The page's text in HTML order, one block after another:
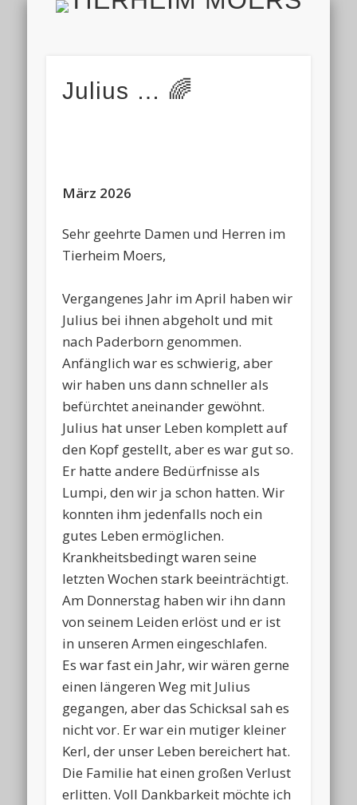
HOME
AKTUELL
ALLE TIERE
HELFEN
TIERHEIM & VEREIN
VIELEN DANK!
IMPRESSUM & DATENSCHUTZ
FINDEFIX
Julius … 🌈
März 2026
Sehr geehrte Damen und Herren im
Tierheim Moers,
Vergangenes Jahr im April haben wir
Julius bei ihnen abgeholt und mit
nach Paderborn genommen.
Anfänglich war es schwierig, aber
wir haben uns dann schneller als
befürchtet aneinander gewöhnt.
Julius hat unser Leben komplett auf
den Kopf gestellt, aber es war gut so.
Er hatte andere Bedürfnisse als
Lumpi, den wir ja schon hatten. Wir
konnten ihm jedenfalls noch ein
gutes Leben ermöglichen.
Krankheitsbedingt waren seine
letzten Wochen stark beeinträchtigt.
Am Donnerstag haben wir ihn dann
von seinem Leiden erlöst und er ist
in unseren Armen eingeschlafen.
Es war fast ein Jahr, wir wären gerne
einen längeren Weg mit Julius
gegangen, aber das Schicksal sah es
nicht vor. Er war ein mutiger kleiner
Kerl, der unser Leben bereichert hat.
Die Familie hat einen großen Verlust
erlitten. Voll Dankbarkeit möchte ich